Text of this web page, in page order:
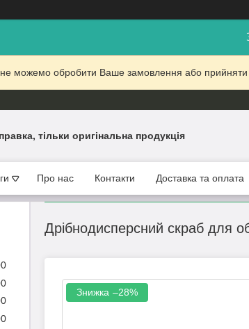
можемо обробити Ваше замовлення або прийняти
тільки оригінальна продукція
Про нас Контакти Доставка та оплата
Дрібнодисперсний скраб для
–28%